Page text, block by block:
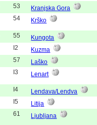
53 Kranjska Gora
54 Krško
55 Kungota
I2 Kuzma
57 Laško
I3 Lenart
I4 Lendava/Lendva
I5 Litija
61 Ljubljana